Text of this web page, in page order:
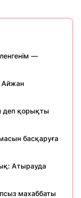
—
Айжан
деп қорықты
басқаруға
Атырауда
махаббаты